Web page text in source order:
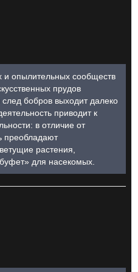
и опылительных сообществ
прудов
след бобров выходит далеко
приводит к
в отличие от
преобладают
растения,
для насекомых.